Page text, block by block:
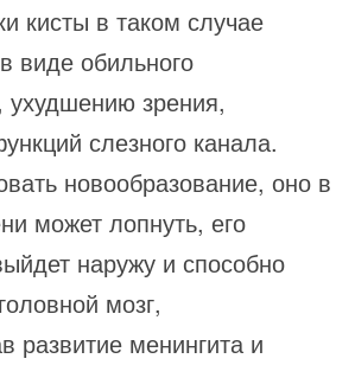
кисты в таком случае
виде обильного
ухудшению зрения,
слезного канала.
новообразование, оно в
может лопнуть, его
наружу и способно
мозг,
развитие менингита и